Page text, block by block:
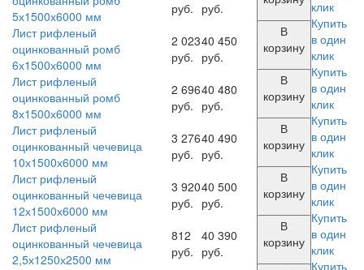
5х1500х6000 мм
руб. руб.
клик
Лист рифленый
оцинкованный ромб
6х1500х6000 мм
2 023
руб.
40 450
руб.
В
корзину
Купить
в один
клик
Лист рифленый
оцинкованный ромб
8х1500х6000 мм
2 696
руб.
40 480
руб.
В
корзину
Купить
в один
клик
Лист рифленый
оцинкованный чечевица
10х1500х6000 мм
3 276
руб.
40 490
руб.
В
корзину
Купить
в один
клик
Лист рифленый
оцинкованный чечевица
12х1500х6000 мм
3 920
руб.
40 500
руб.
В
корзину
Купить
в один
клик
Лист рифленый
оцинкованный чечевица
2,5х1250х2500 мм
812
руб.
40 390
руб.
В
корзину
Купить
в один
клик
Купить